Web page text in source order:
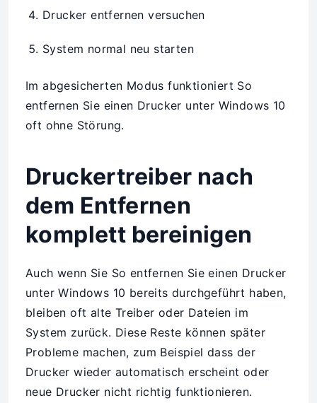
Drucker entfernen versuchen
System normal neu starten
Im abgesicherten Modus funktioniert So
entfernen Sie einen Drucker unter Windows 10
oft ohne Störung.
Druckertreiber nach
dem Entfernen
komplett bereinigen
Auch wenn Sie So entfernen Sie einen Drucker
unter Windows 10 bereits durchgeführt haben,
bleiben oft alte Treiber oder Dateien im
System zurück. Diese Reste können später
Probleme machen, zum Beispiel dass der
Drucker wieder automatisch erscheint oder
neue Drucker nicht richtig funktionieren.